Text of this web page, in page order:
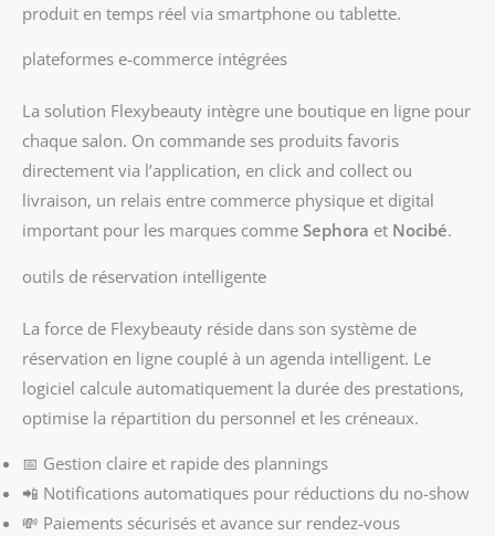
produit en temps réel via smartphone ou tablette.
plateformes e-commerce intégrées
La solution Flexybeauty intègre une boutique en ligne pour
chaque salon. On commande ses produits favoris
directement via l’application, en click and collect ou
livraison, un relais entre commerce physique et digital
important pour les marques comme Sephora et Nocibé.
outils de réservation intelligente
La force de Flexybeauty réside dans son système de
réservation en ligne couplé à un agenda intelligent. Le
logiciel calcule automatiquement la durée des prestations,
optimise la répartition du personnel et les créneaux.
📅 Gestion claire et rapide des plannings
📲 Notifications automatiques pour réductions du no-show
💸 Paiements sécurisés et avance sur rendez-vous